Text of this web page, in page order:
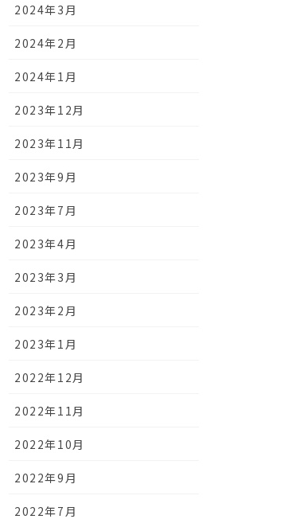
2024年3月
2024年2月
2024年1月
2023年12月
2023年11月
2023年9月
2023年7月
2023年4月
2023年3月
2023年2月
2023年1月
2022年12月
2022年11月
2022年10月
2022年9月
2022年7月